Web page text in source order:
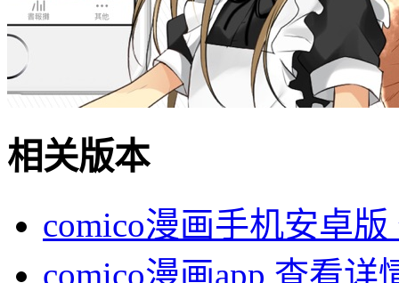
相关版本
comico漫画手机安卓版
comico漫画app 查看详